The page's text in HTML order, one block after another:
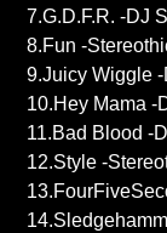
7.G.D.F.R. -DJ
8.Fun -
9.Juicy Wiggle
10.Hey Mama -
11.Bad Blood -
12.Style -